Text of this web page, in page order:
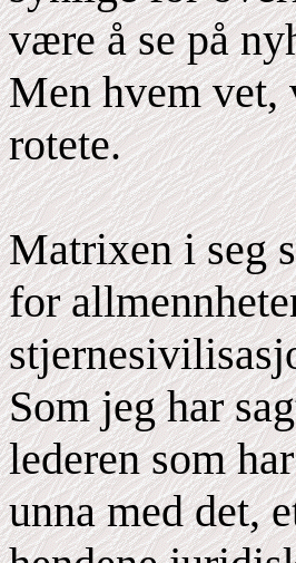
være å se på
Men hvem vet,
rotete.
Matrixen i seg
for
Som jeg har
lederen som
unna med det,